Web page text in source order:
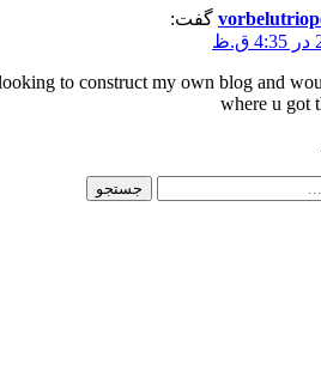
گفت:
to construct my own blog and
where u got